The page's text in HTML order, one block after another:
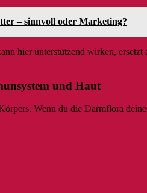
– sinnvoll oder Marketing?
hier unterstützend wirken,
und Haut
Wenn du die Darmflora